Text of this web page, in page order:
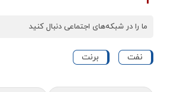
ما را در شبکه‌های اجتماعی دنبال کنید
نفت برنت